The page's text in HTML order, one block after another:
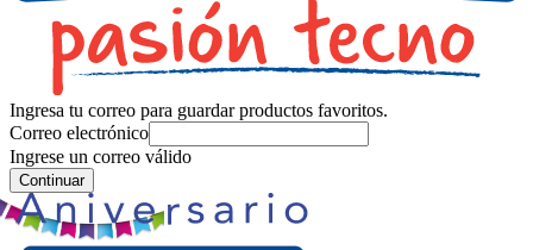
Ingresa tu correo para guardar productos favoritos.
Correo electrónico
Ingrese un correo válido
Continuar